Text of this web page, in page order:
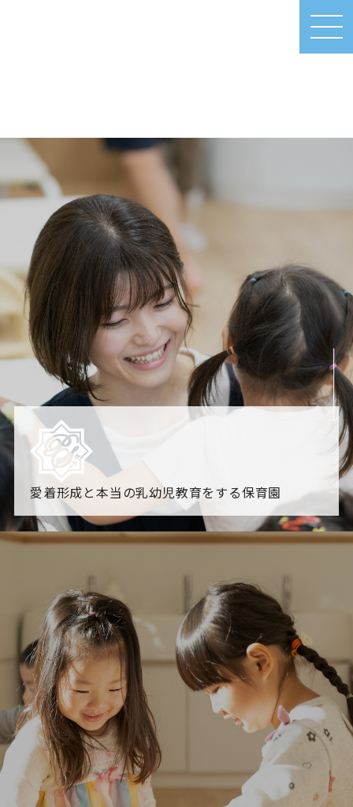
MEN
U
愛着形成と本当の乳幼児教育をする保育園
園からのお知らせ
「すくすく子育て」でリトルスター保育園が紹介されま
各園のブログ
2026.08.06 赤しそジュース作り～にじ組～2026.08.0
5 【そら組】誕生会
一覧を見る